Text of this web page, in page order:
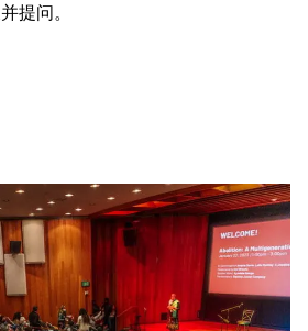
提问。